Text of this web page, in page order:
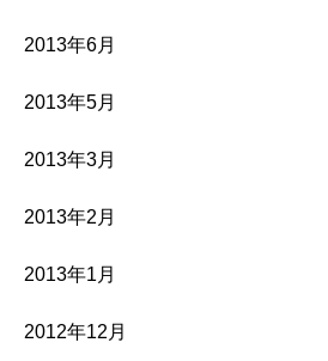
2013年6月
2013年5月
2013年3月
2013年2月
2013年1月
2012年12月